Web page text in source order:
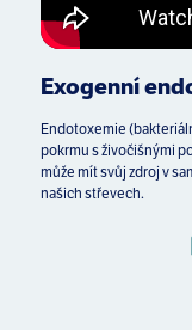
Exogenní
Endotoxemie
pokrmu s živočišnými
může mít svůj zdroj v
našich střevech.